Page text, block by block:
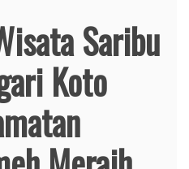
Saribu
Koto